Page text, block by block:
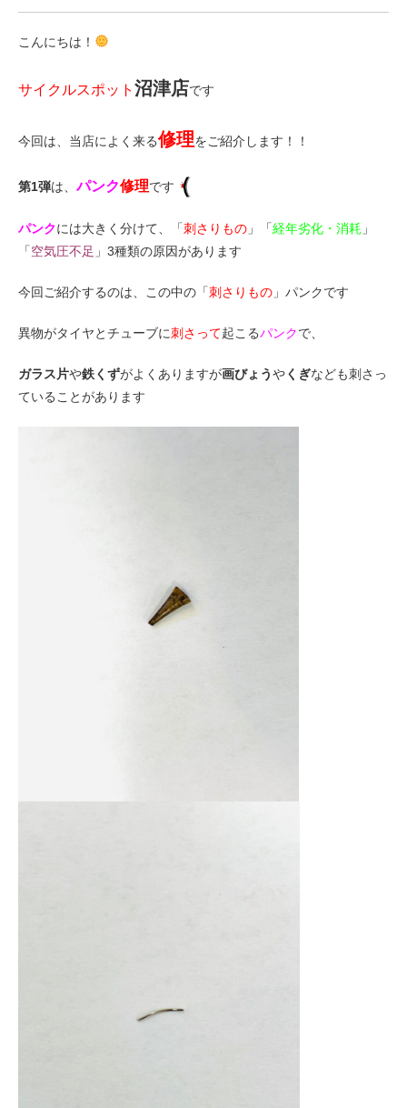
PB全車種カタログ
eVita
コンテンツ
店舗ブログ
特集
メディア
こんにちは！
サイクルスポット 沼津店です
今回は、当店によく来る修理をご紹介します！！
第1弾は、パンク修理です
パンクには大きく分けて、「刺さりもの 」「経年劣化・消耗 」
「空気圧不足 」3種類の原因があります
今回ご紹介するのは、この中の「刺さりもの 」パンクです
異物がタイヤとチューブに刺さって起こるパンクで、
ガラス片や鉄くずがよくありますが画びょうやくぎなども刺さっ
ていることがあります